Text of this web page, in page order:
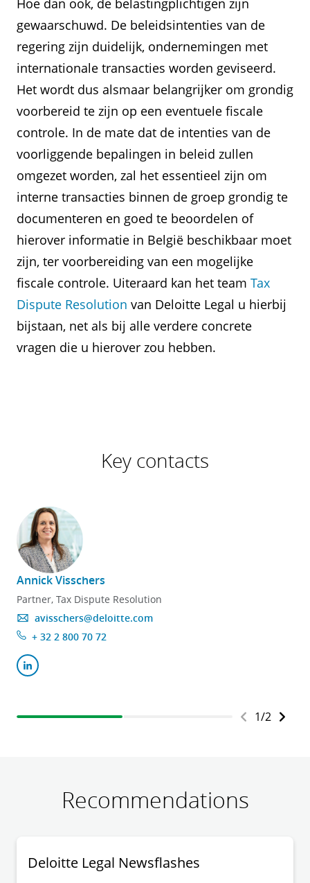
Hoe dan ook, de belastingplichtigen zijn
gewaarschuwd. De beleidsintenties van de
regering zijn duidelijk, ondernemingen met
internationale transacties worden geviseerd.
Het wordt dus alsmaar belangrijker om grondig
voorbereid te zijn op een eventuele fiscale
controle. In de mate dat de intenties van de
voorliggende bepalingen in beleid zullen
omgezet worden, zal het essentieel zijn om
interne transacties binnen de groep grondig te
documenteren en goed te beoordelen of
hierover informatie in België beschikbaar moet
zijn, ter voorbereiding van een mogelijke
fiscale controle. Uiteraard kan het team Tax
Dispute Resolution van Deloitte Legal u hierbij
bijstaan, net als bij alle verdere concrete
vragen die u hierover zou hebben.
Key contacts
Annick Visschers
Partner, Tax Dispute Resolution
avisschers@deloitte.com
+ 32 2 800 70 72
1/2
Recommendations
Deloitte Legal Newsflashes